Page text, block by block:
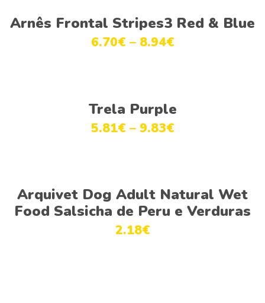
Ver opções
Arnês Frontal Stripes3 Red & Blue
6.70€ – 8.94€
Ver opções
Trela Purple
5.81€ – 9.83€
Ver opções
Arquivet Dog Adult Natural Wet
Food Salsicha de Peru e Verduras
2.18€